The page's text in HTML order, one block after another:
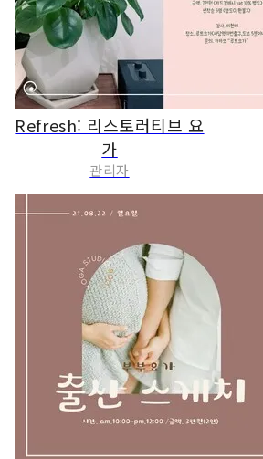
Refresh: 리스토러티브 요
가
관리자